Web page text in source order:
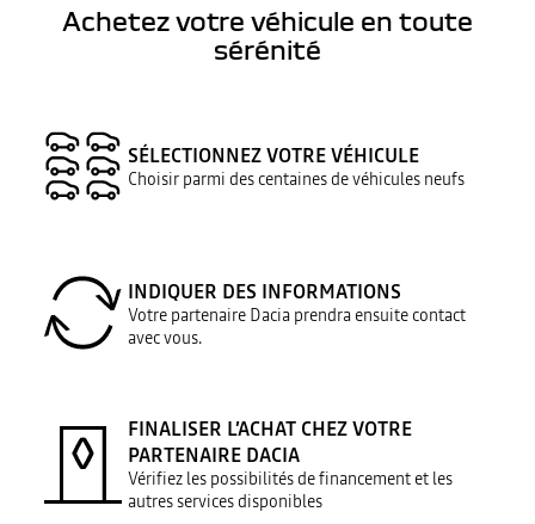
Achetez votre véhicule en toute
sérénité
SÉLECTIONNEZ VOTRE VÉHICULE
Choisir parmi des centaines de véhicules neufs
INDIQUER DES INFORMATIONS
Votre partenaire Dacia prendra ensuite contact
avec vous.
FINALISER L’ACHAT CHEZ VOTRE
PARTENAIRE DACIA
Vérifiez les possibilités de financement et les
autres services disponibles